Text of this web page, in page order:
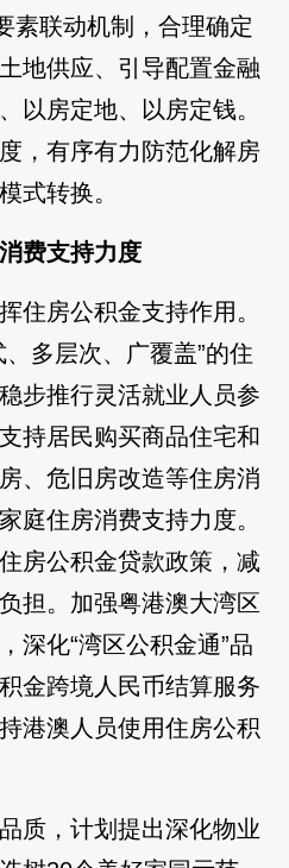
素联动机制，合理确定
地供应、引导配置金融
以房定地、以房定钱。
，有序有力防范化解房
式转换。
费支持力度
住房公积金支持作用。
多层次、广覆盖”的住
步推行灵活就业人员参
持居民购买商品住宅和
、危旧房改造等住房消
庭住房消费支持力度。
房公积金贷款政策，减
担。加强粤港澳大湾区
深化“湾区公积金通”品
金跨境人民币结算服务
港澳人员使用住房公积
质，计划提出深化物业